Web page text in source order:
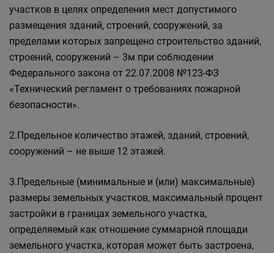
участков в целях определения мест допустимого
размещения зданий, строений, сооружений, за
пределами которых запрещено строительство зданий,
строений, сооружений – 3м при соблюдении
Федерального закона от 22.07.2008 №123-ФЗ
«Технический регламент о требованиях пожарной
безопасности».
2.Предельное количество этажей, зданий, строений,
сооружений – не выше 12 этажей.
3.Предельные (минимальные и (или) максимальные)
размеры земельных участков, максимальный процент
застройки в границах земельного участка,
определяемый как отношение суммарной площади
земельного участка, которая может быть застроена,